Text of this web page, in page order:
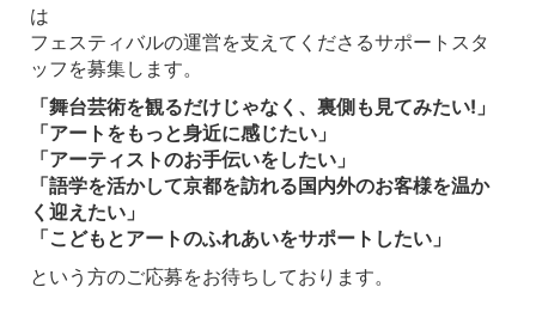
は
フェスティバルの運営を支えてくださるサポートスタ
ッフを募集します。
「舞台芸術を観るだけじゃなく、裏側も見てみたい!」
「アートをもっと身近に感じたい」
「アーティストのお手伝いをしたい」
「語学を活かして京都を訪れる国内外のお客様を温か
く迎えたい」
「こどもとアートのふれあいをサポートしたい」
という方のご応募をお待ちしております。